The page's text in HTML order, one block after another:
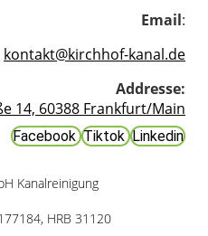
Email:
kontakt@kirchhof-kanal.de
Addresse:
14, 60388 Frankfurt/Main
Facebook Tiktok Linkedin
Kanalreinigung
HRB 31120